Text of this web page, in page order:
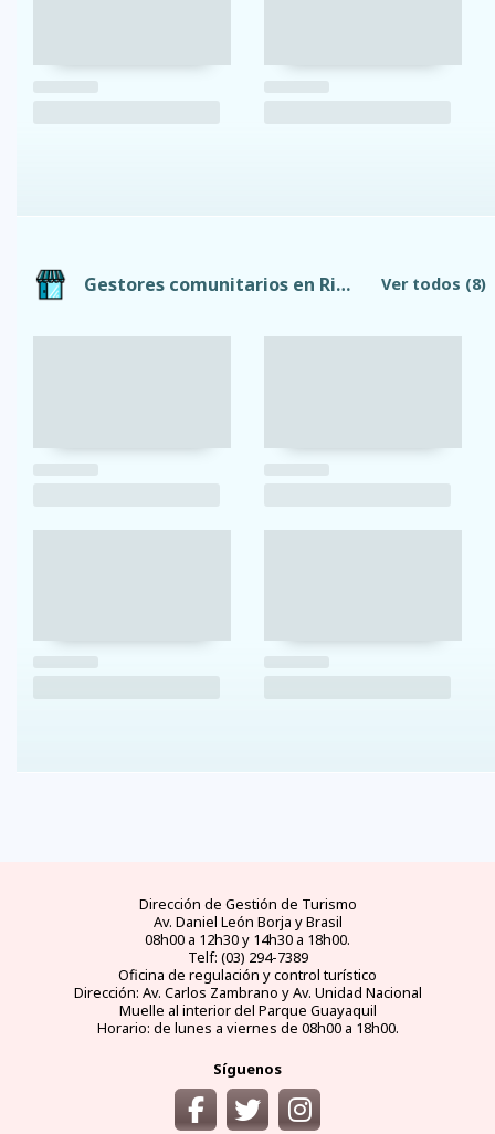
Gestores comunitarios en Riobamba Ver todos (8)
Dirección de Gestión de Turismo
Av. Daniel León Borja y Brasil
08h00 a 12h30 y 14h30 a 18h00.
Telf: (03) 294-7389
Oficina de regulación y control turístico
Dirección: Av. Carlos Zambrano y Av. Unidad Nacional
Muelle al interior del Parque Guayaquil
Horario: de lunes a viernes de 08h00 a 18h00.
Síguenos